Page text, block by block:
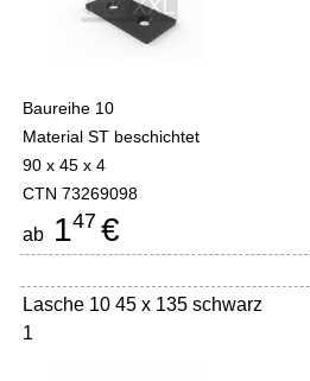
Baureihe 10
Material ST beschichtet
90 x 45 x 4
CTN 73269098
ab 147 €
Lasche 10 45 x 135 schwarz
1